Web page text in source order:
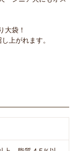
大袋！
上がれます。